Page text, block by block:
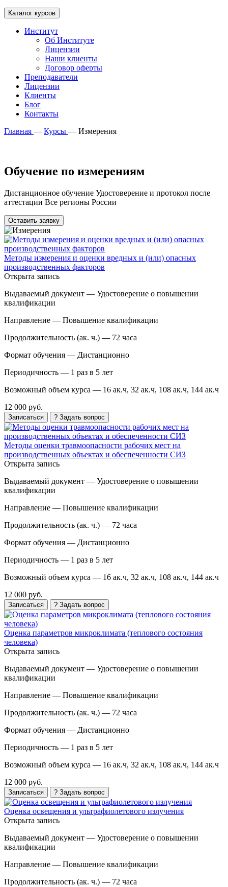
Каталог курсов
Институт
Об Институте
Лицензии
Наши клиенты
Договор оферты
Преподаватели
Лицензии
Клиенты
Блог
Контакты
Главная — Курсы — Измерения
Обучение по измерениям
Дистанционное обучение Удостоверение и протокол после
аттестации Все регионы России
Оставить заявку
Методы измерения и оценки вредных и (или) опасных
производственных факторов
Открыта запись
Выдаваемый документ — Удостоверение о повышении
квалификации
Направление — Повышение квалификации
Продолжительность (ак. ч.) — 72 часа
Формат обучения — Дистанционно
Периодичность — 1 раз в 5 лет
Возможный объем курса — 16 ак.ч, 32 ак.ч, 108 ак.ч, 144 ак.ч
12 000 руб.
Записаться ? Задать вопрос
Методы оценки травмоопасности рабочих мест на
производственных объектах и обеспеченности СИЗ
Открыта запись
Выдаваемый документ — Удостоверение о повышении
квалификации
Направление — Повышение квалификации
Продолжительность (ак. ч.) — 72 часа
Формат обучения — Дистанционно
Периодичность — 1 раз в 5 лет
Возможный объем курса — 16 ак.ч, 32 ак.ч, 108 ак.ч, 144 ак.ч
12 000 руб.
Записаться ? Задать вопрос
Оценка параметров микроклимата (теплового состояния
человека)
Открыта запись
Выдаваемый документ — Удостоверение о повышении
квалификации
Направление — Повышение квалификации
Продолжительность (ак. ч.) — 72 часа
Формат обучения — Дистанционно
Периодичность — 1 раз в 5 лет
Возможный объем курса — 16 ак.ч, 32 ак.ч, 108 ак.ч, 144 ак.ч
12 000 руб.
Записаться ? Задать вопрос
Оценка освещения и ультрафиолетового излучения
Открыта запись
Выдаваемый документ — Удостоверение о повышении
квалификации
Направление — Повышение квалификации
Продолжительность (ак. ч.) — 72 часа